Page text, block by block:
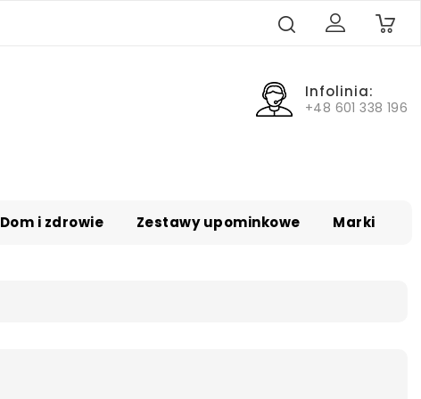
0
Infolinia:
+48 601 338 196
Dom i zdrowie Zestawy upominkowe Marki